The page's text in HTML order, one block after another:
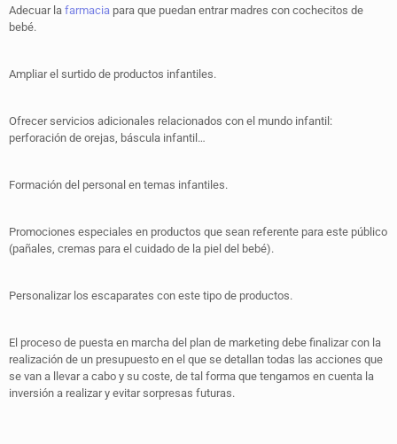
Adecuar la farmacia para que puedan entrar madres con cochecitos de
bebé.
Ampliar el surtido de productos infantiles.
Ofrecer servicios adicionales relacionados con el mundo infantil:
perforación de orejas, báscula infantil…
Formación del personal en temas infantiles.
Promociones especiales en productos que sean referente para este público
(pañales, cremas para el cuidado de la piel del bebé).
Personalizar los escaparates con este tipo de productos.
El proceso de puesta en marcha del plan de marketing debe finalizar con la
realización de un presupuesto en el que se detallan todas las acciones que
se van a llevar a cabo y su coste, de tal forma que tengamos en cuenta la
inversión a realizar y evitar sorpresas futuras.